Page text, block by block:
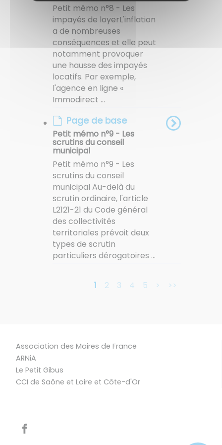
Petit mémo n°8 - Les
impayés de loyer ​​​​​​​​​​​​​​ L'inflation
a de nombreuses
conséquences et elle peut
notamment provoquer
une hausse des impayés
locatifs. Par exemple,
l'agence en ligne «
Immodirect ...
Page de base
Petit mémo n°9 - Les
scrutins du conseil
municipal
Petit mémo n°9 - Les
scrutins du conseil
municipal Au-delà du
scrutin ordinaire, l'article
L2121-21 du Code général
des collectivités
territoriales prévoit deux
types de scrutin
particuliers dérogatoires ...
1 2 3 4 5 > >>
Association des Maires de France
ARNiA
Le Petit Gibus
CCI de Saône et Loire et Côte-d'Or